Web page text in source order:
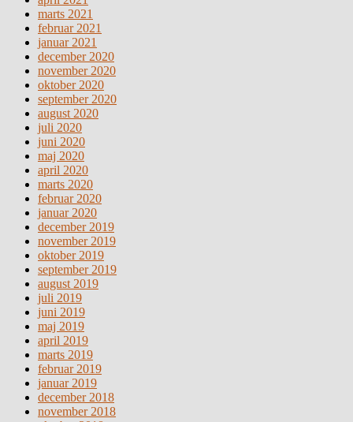
marts 2021
februar 2021
januar 2021
december 2020
november 2020
oktober 2020
september 2020
august 2020
juli 2020
juni 2020
maj 2020
april 2020
marts 2020
februar 2020
januar 2020
december 2019
november 2019
oktober 2019
september 2019
august 2019
juli 2019
juni 2019
maj 2019
april 2019
marts 2019
februar 2019
januar 2019
december 2018
november 2018